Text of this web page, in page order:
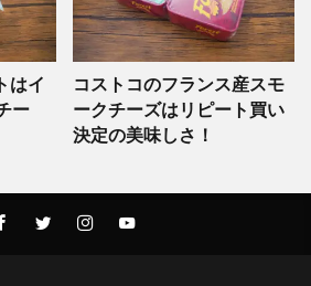
はイ
ー
コストコのフランス産スモ
ークチーズはリピート買い
決定の美味しさ！